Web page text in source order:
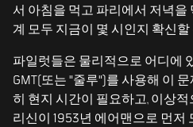
서 아침을 먹고 파리에서 저녁을
계 모두 지금이 몇 시인지 확신할
파일럿들은 물리적으로 어디에
GMT(또는 "줄루")를 사용해 이
히 현지 시간이 필요하고, 이상
리신이 1953년 에어맨으로 먼저